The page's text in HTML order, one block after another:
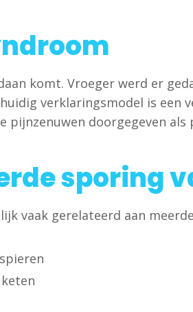
komt. Vroeger werd er
verklaringsmodel is
doorgegeven
sporing
vaak gerelateerd aan